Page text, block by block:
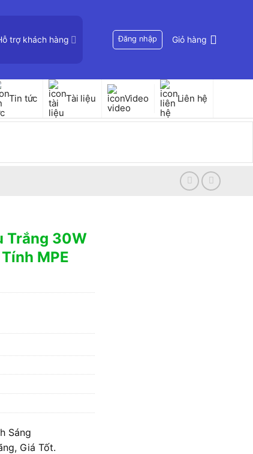
trợ khách hàng Đăng nhập Giỏ hàng
Tin tức Tài liệu Video Liên hệ
Trắng 30W
MPE
Sáng
Giá Tốt.